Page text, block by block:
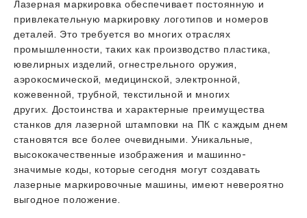
Лазерная маркировка обеспечивает постоянную и
привлекательную маркировку логотипов и номеров
деталей. Это требуется во многих отраслях
промышленности, таких как производство пластика,
ювелирных изделий, огнестрельного оружия,
аэрокосмической, медицинской, электронной,
кожевенной, трубной, текстильной и многих
других. Достоинства и характерные преимущества
станков для лазерной штамповки на ПК с каждым днем ​​
становятся все более очевидными. Уникальные,
высококачественные изображения и машинно-
значимые коды, которые сегодня могут создавать
лазерные маркировочные машины, имеют невероятно
выгодное положение.